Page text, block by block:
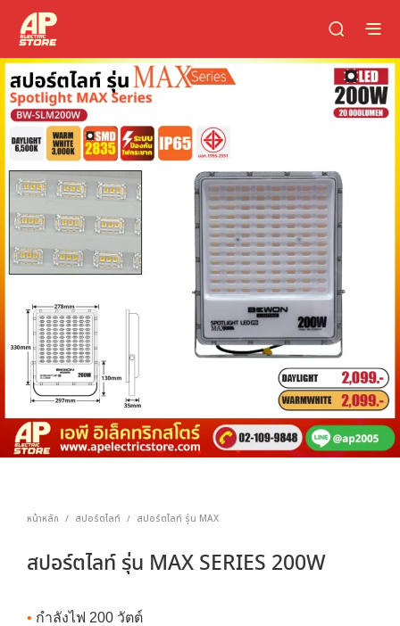
หน้าหลัก / สปอร์ตไลท์ / สปอร์ตไลท์ รุ่น MAX
สปอร์ตไลท์ รุ่น MAX SERIES 200W
• กำลังไฟ 200 วัตต์